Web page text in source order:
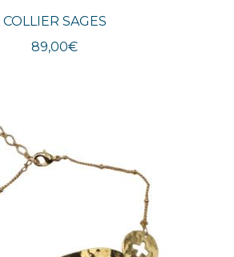
COLLIER SAGES
89,00€